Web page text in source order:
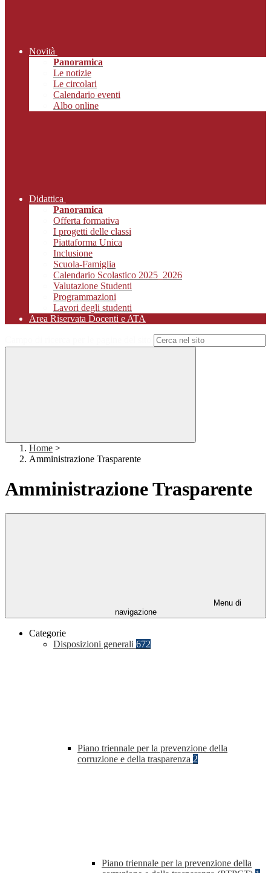
Novità
Panoramica
Le notizie
Le circolari
Calendario eventi
Albo online
Didattica
Panoramica
Offerta formativa
I progetti delle classi
Piattaforma Unica
Inclusione
Scuola-Famiglia
Calendario Scolastico 2025_2026
Valutazione Studenti
Programmazioni
Lavori degli studenti
Area Riservata Docenti e ATA
Home >
Amministrazione Trasparente
Amministrazione Trasparente
Menu di
navigazione
Categorie
Disposizioni generali 672
Piano triennale per la prevenzione della
corruzione e della trasparenza 2
Piano triennale per la prevenzione della